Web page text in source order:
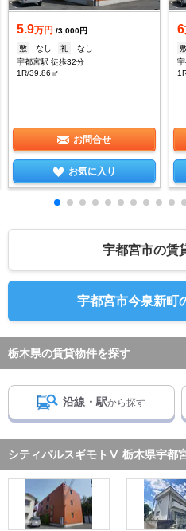
5.9万円 /3,000円
敷
なし 礼
なし
宇都宮駅 徒歩32分
1R/39.86㎡
お問合せ
お気に入り
6
宇都宮市の賃
宇都宮市今泉新町
栃木県の賃貸物件を探す
沿線・駅から探す
シティパルスギモトⅤ 栃木県宇都